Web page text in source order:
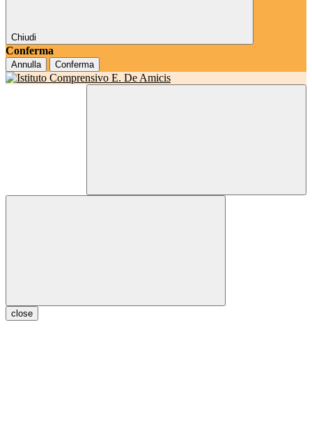
Chiudi
Conferma
Annulla Conferma
close